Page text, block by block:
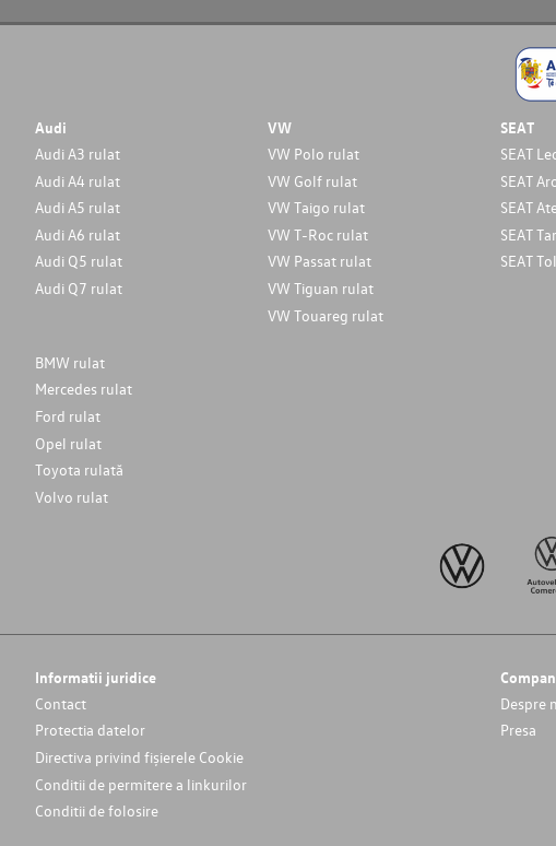
Audi
Audi A3 rulat
Audi A4 rulat
Audi A5 rulat
Audi A6 rulat
Audi Q5 rulat
Audi Q7 rulat
VW
VW Polo rulat
VW Golf rulat
VW Taigo rulat
VW T-Roc rulat
VW Passat rulat
VW Tiguan rulat
VW Touareg rulat
SEAT
SEAT
SEAT
SEAT
SEAT
SEAT
BMW rulat
Mercedes rulat
Ford rulat
Opel rulat
Toyota rulată
Volvo rulat
Informatii juridice
Contact
Protectia datelor
Directiva privind fișierele Cookie
Conditii de permitere a linkurilor
Conditii de folosire
Despre
Presa